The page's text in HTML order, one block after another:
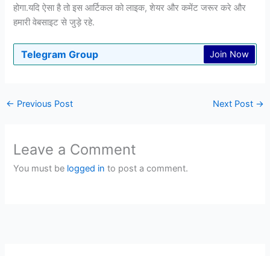
होगा.यदि ऐसा है तो इस आर्टिकल को लाइक, शेयर और कमेंट जरूर करे और
हमारी वेबसाइट से जुड़े रहे.
Telegram Group Join Now
← Previous Post Next Post →
Leave a Comment
You must be logged in to post a comment.